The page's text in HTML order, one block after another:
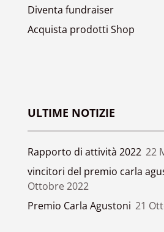
Diventa fundraiser
Acquista prodotti Shop
ULTIME NOTIZIE
Rapporto di attività 2022 22
vincitori del premio carla
Ottobre 2022
Premio Carla Agustoni 21